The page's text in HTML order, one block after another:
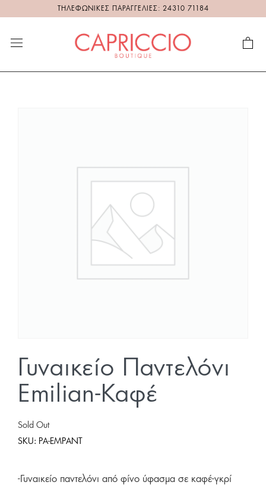
ΤΗΛΕΦΩΝΙΚΕΣ ΠΑΡΑΓΓΕΛΙΕΣ: 24310 71184
Γυναικείο Παντελόνι
Emilian-Καφέ
Sold Out
SKU: PA-EMPANT
-Γυναικείο παντελόνι από φίνο ύφασμα σε καφέ-γκρί